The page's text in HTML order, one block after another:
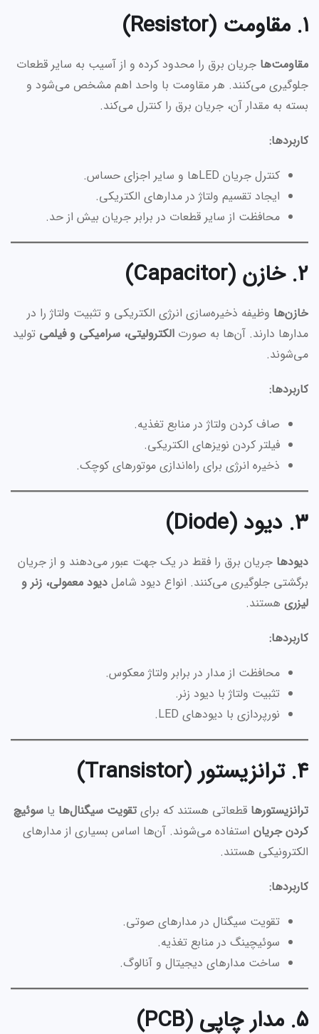
۱. مقاومت (Resistor)
مقاومت‌ها جریان برق را محدود کرده و از آسیب به سایر قطعات
جلوگیری می‌کنند. هر مقاومت با واحد اهم مشخص می‌شود و
بسته به مقدار آن، جریان برق را کنترل می‌کند.
کاربردها:
کنترل جریان LED‌ها و سایر اجزای حساس.
ایجاد تقسیم ولتاژ در مدارهای الکتریکی.
محافظت از سایر قطعات در برابر جریان بیش از حد.
۲. خازن (Capacitor)
خازن‌ها وظیفه ذخیره‌سازی انرژی الکتریکی و تثبیت ولتاژ را در
مدارها دارند. آن‌ها به صورت الکترولیتی، سرامیکی و فیلمی تولید
می‌شوند.
کاربردها:
صاف کردن ولتاژ در منابع تغذیه.
فیلتر کردن نویزهای الکتریکی.
ذخیره انرژی برای راه‌اندازی موتورهای کوچک.
۳. دیود (Diode)
دیودها جریان برق را فقط در یک جهت عبور می‌دهند و از جریان
برگشتی جلوگیری می‌کنند. انواع دیود شامل دیود معمولی، زنر و
لیزری هستند.
کاربردها:
محافظت از مدار در برابر ولتاژ معکوس.
تثبیت ولتاژ با دیود زنر.
نورپردازی با دیودهای LED.
۴. ترانزیستور (Transistor)
ترانزیستورها قطعاتی هستند که برای تقویت سیگنال‌ها یا سوئیچ
کردن جریان استفاده می‌شوند. آن‌ها اساس بسیاری از مدارهای
الکترونیکی هستند.
کاربردها:
تقویت سیگنال در مدارهای صوتی.
سوئیچینگ در منابع تغذیه.
ساخت مدارهای دیجیتال و آنالوگ.
۵. مدار چاپی (PCB)